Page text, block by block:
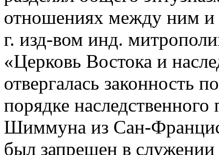
отношениях между ним и
г. изд-вом инд.
«Церковь Востока и
отвергалась законность
порядке
Шиммуна из Сан-
был запрещен в служении